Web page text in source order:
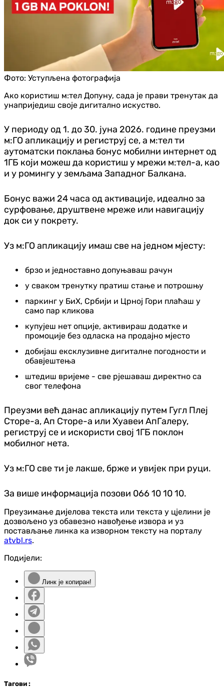
Фото: Уступљена фотографија
Ако користиш м:тел Допуну, сада је прави тренутак да
унаприједиш своје дигитално искуство.
У периоду од 1. до 30. јуна 2026. године преузми
м:ГО апликацију и региструј се, а м:тел ти
аутоматски поклања бонус мобилни интернет од
1ГБ који можеш да користиш у мрежи м:тел-а, као
и у ромингу у земљама Западног Балкана.
Бонус важи 24 часа од активације, идеално за
сурфовање, друштвене мреже или навигацију
док си у покрету.
Уз м:ГО апликацију имаш све на једном мјесту:
брзо и једноставно допуњаваш рачун
у сваком тренутку пратиш стање и потрошњу
паркинг у БиХ, Србији и Црној Гори плаћаш у
само пар кликова
купујеш нет опције, активираш додатке и
промоције без одласка на продајно мјесто
добијаш ексклузивне дигиталне погодности и
обавјештења
штедиш вријеме - све рјешаваш директно са
свог телефона
Преузми већ данас апликацију путем Гугл Плеј
Сторе-а, Ап Сторе-а или Хуавеи АпГалерy,
региструј се и искористи свој 1ГБ поклон
мобилног нета.
Уз м:ГО све ти је лакше, брже и увијек при руци.
За више информација позови 066 10 10 10.
Преузимање дијелова текста или текста у цјелини је
дозвољено уз обавезно навођење извора и уз
постављање линка ка изворном тексту на порталу
atvbl.rs.
Подијели:
Линк је копиран!
Тагови :